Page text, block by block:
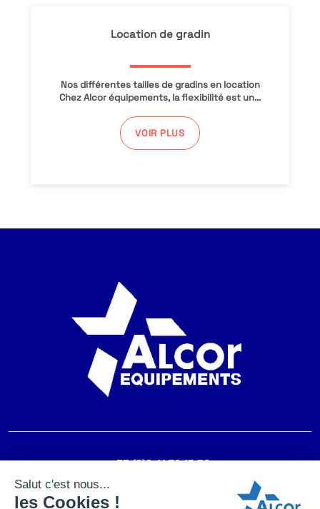
Location de gradin
Nos différentes tailles de gradins en location
Chez Alcor équipements, la flexibilité est un...
VOIR PLUS
contact@alcor-equipements.fr